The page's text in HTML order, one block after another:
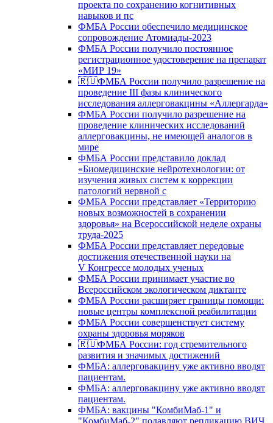
проекта по сохранению когнитивных
навыков и пс
ФМБА России обеспечило медицинское
сопровождение Атомиады-2023
ФМБА России получило постоянное
регистрационное удостоверение на препарат
«МИР 19»
🇷🇺ФМБА России получило разрешение на
проведение III фазы клинического
исследования аллерговакцины «Аллергарда»
ФМБА России получило разрешение на
проведение клинических исследований
аллерговакцины, не имеющей аналогов в
мире
ФМБА России представило доклад
«Биомедицинские нейротехнологии: от
изучения живых систем к коррекции
патологий нервной с
ФМБА России представляет «Территорию
новых возможностей в сохранении
здоровья» на Всероссийской неделе охраны
труда-2025
ФМБА России представляет передовые
достижения отечественной науки на
V Конгрессе молодых ученых
ФМБА России принимает участие во
Всероссийском экологическом диктанте
ФМБА России расширяет границы помощи:
новые центры комплексной реабилитации
ФМБА России совершенствует систему
охраны здоровья моряков
🇷🇺ФМБА России: год стремительного
развития и значимых достижений
ФМБА: аллерговакцину уже активно вводят
пациентам.
ФМБА: аллерговакцину уже активно вводят
пациентам.
ФМБА: вакцины "КомбиМаб-1" и
"КомбиМаб-2" подавляют репликацию ВИЧ